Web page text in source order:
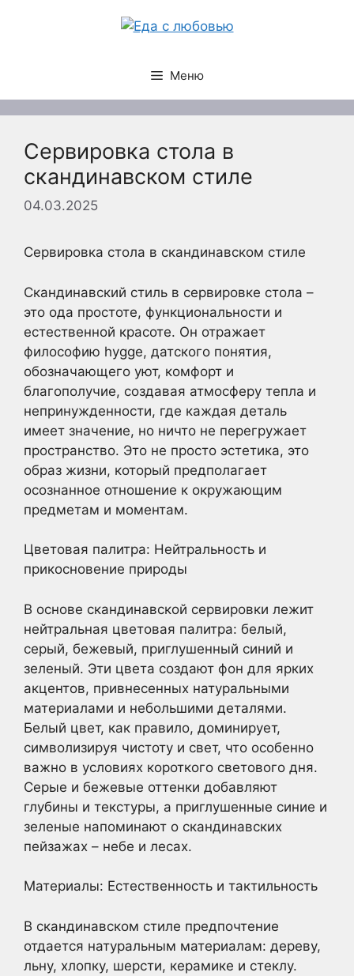
Меню
Сервировка стола в
скандинавском стиле
04.03.2025
Сервировка стола в скандинавском стиле
Скандинавский стиль в сервировке стола –
это ода простоте, функциональности и
естественной красоте. Он отражает
философию hygge, датского понятия,
обозначающего уют, комфорт и
благополучие, создавая атмосферу тепла и
непринужденности, где каждая деталь
имеет значение, но ничто не перегружает
пространство. Это не просто эстетика, это
образ жизни, который предполагает
осознанное отношение к окружающим
предметам и моментам.
Цветовая палитра: Нейтральность и
прикосновение природы
В основе скандинавской сервировки лежит
нейтральная цветовая палитра: белый,
серый, бежевый, приглушенный синий и
зеленый. Эти цвета создают фон для ярких
акцентов, привнесенных натуральными
материалами и небольшими деталями.
Белый цвет, как правило, доминирует,
символизируя чистоту и свет, что особенно
важно в условиях короткого светового дня.
Серые и бежевые оттенки добавляют
глубины и текстуры, а приглушенные синие и
зеленые напоминают о скандинавских
пейзажах – небе и лесах.
Материалы: Естественность и тактильность
В скандинавском стиле предпочтение
отдается натуральным материалам: дереву,
льну, хлопку, шерсти, керамике и стеклу.